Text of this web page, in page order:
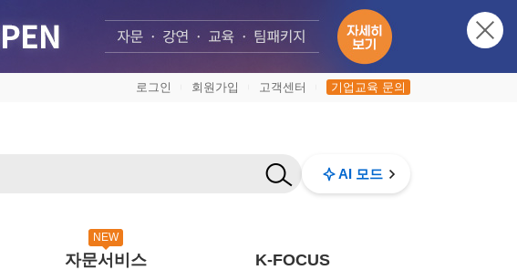
로그인 회원가입 고객센터 기업교육 문의
AI 모드
NEW
자문서비스 K-FOCUS